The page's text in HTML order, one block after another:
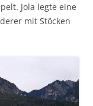
Jola legte eine
mit Stöcken